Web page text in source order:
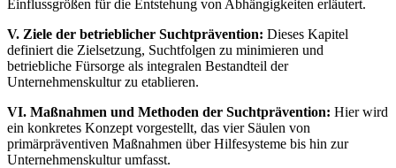
Einflussgrößen für die Entstehung von Abhängigkeiten erläutert.
V. Ziele der betrieblicher Suchtprävention: Dieses Kapitel
definiert die Zielsetzung, Suchtfolgen zu minimieren und
betriebliche Fürsorge als integralen Bestandteil der
Unternehmenskultur zu etablieren.
VI. Maßnahmen und Methoden der Suchtprävention: Hier wird
ein konkretes Konzept vorgestellt, das vier Säulen von
primärpräventiven Maßnahmen über Hilfesysteme bis hin zur
Unternehmenskultur umfasst.